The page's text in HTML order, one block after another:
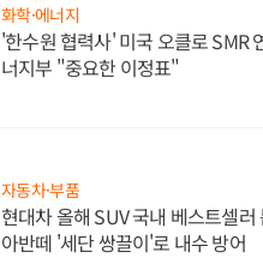
화학·에너지
'한수원 협력사' 미국 오클로 SMR
너지부 "중요한 이정표"
자동차·부품
현대차 올해 SUV 국내 베스트셀
아반떼 '세단 쌍끌이'로 내수 방어